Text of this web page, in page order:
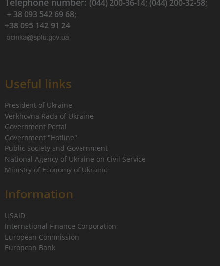
Telephone number: (044) 200-36-14; (044) 200-32-58;
+ 38 093 542 69 68;
+38 095 142 91 24
Useful links
President of Ukraine
Verkhovna Rada of Ukraine
Government Portal
Government "Hotline"
Public Society and Government
National Agency of Ukraine on Civil Service
Ministry of Economy of Ukraine
Information
USAID
International Finance Corporation
European Commission
European Bank